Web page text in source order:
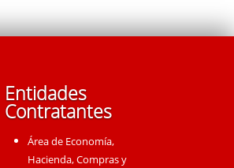
Entidades
Contratantes
Área de Economía,
Hacienda, Compras y